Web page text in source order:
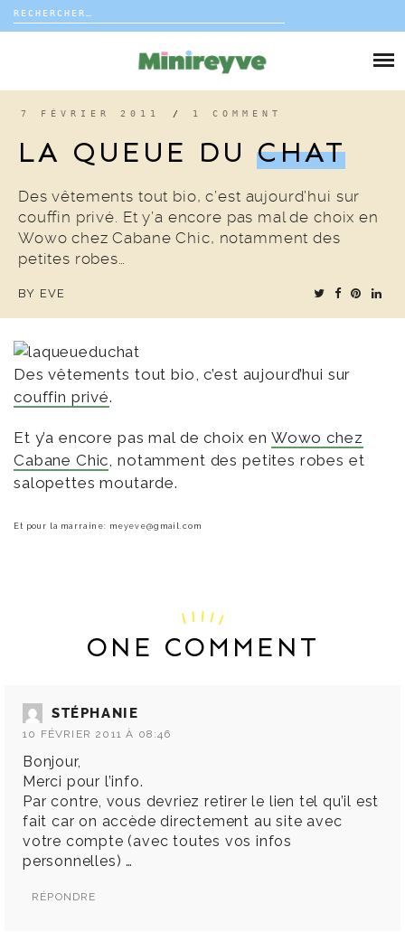
Rechercher :
VIE DE FAMILLE
DÉCO
VOYAGE
COUP DE COEUR
7 FÉVRIER 2011 / 1 COMMENT
LA QUEUE DUCHAT
Des vêtements tout bio, c’est aujourd’hui sur
couffin privé. Et y’a encore pas mal de choix en
Wowo chez Cabane Chic, notamment des
petites robes…
BY EVE
Des vêtements tout bio, c’est aujourd’hui sur
couffin privé.
Et y’a encore pas mal de choix en Wowo chez
Cabane Chic, notamment des petites robes et
salopettes moutarde.
Et pour la marraine: meyeve@gmail.com
ONE COMMENT
STÉPHANIE
10 FÉVRIER 2011 À 08:46
Bonjour,
Merci pour l’info.
Par contre, vous devriez retirer le lien tel qu’il est
fait car on accède directement au site avec
votre compte (avec toutes vos infos
personnelles) …
RÉPONDRE